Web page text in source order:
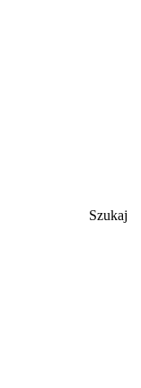
Szukaj